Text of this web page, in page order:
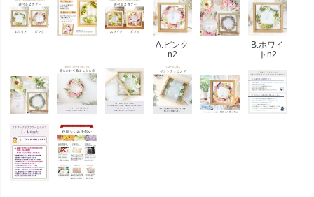
A.ピンク
n2
B.ホワイ
トn2